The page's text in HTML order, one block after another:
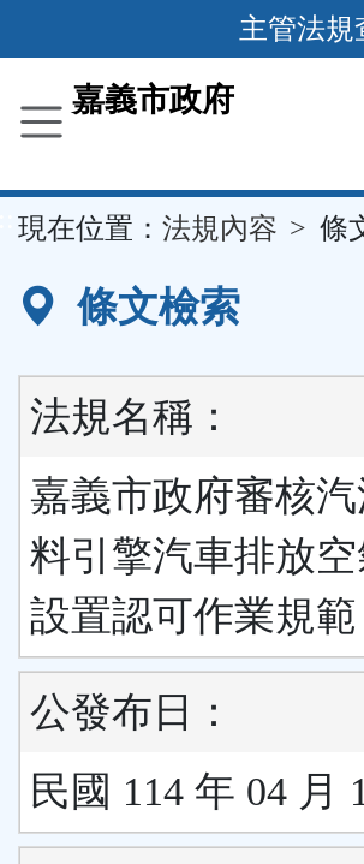
內
容
主管法規
嘉義市政府
現在位置： 法規內容 條
條文檢索
法規名稱：
嘉義市政府審核
料引擎汽車排放
設置認可作業規範
公發布日：
民國 114 年 04 月